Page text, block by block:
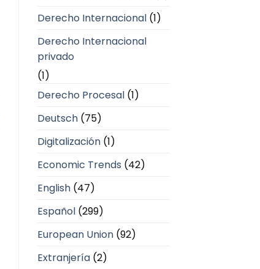
Derecho Internacional(1)
Derecho Internacional
privado
(1)
Derecho Procesal(1)
Deutsch(75)
Digitalización(1)
Economic Trends (42)
English(47)
Español(299)
European Union(92)
Extranjería(2)